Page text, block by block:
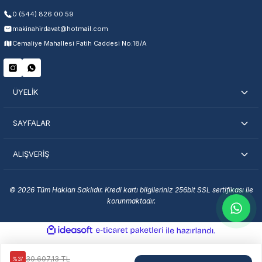
Servisi Nasıl Bulurum?
%37 30.607,13 TL
0 (544) 826 00 59
makinahirdavat@hotmail.com
Cemaliye Mahallesi Fatih Caddesi No:18/A
ÜYELİK
SAYFALAR
ALIŞVERİŞ
© 2026 Tüm Hakları Saklıdır. Kredi kartı bilgileriniz 256bit SSL sertifikası ile
korunmaktadır.
ideasoft
e-